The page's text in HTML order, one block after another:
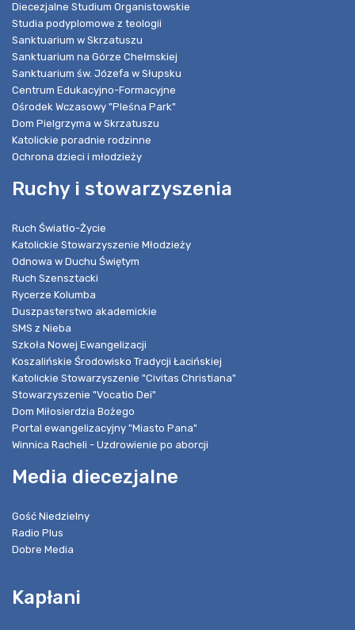
Diecezjalne Studium Organistowskie
Studia podyplomowe z teologii
Sanktuarium w Skrzatuszu
Sanktuarium na Górze Chełmskiej
Sanktuarium św. Józefa w Słupsku
Centrum Edukacyjno-Formacyjne
Ośrodek Wczasowy "Pleśna Park"
Dom Pielgrzyma w Skrzatuszu
Katolickie poradnie rodzinne
Ochrona dzieci i młodzieży
Ruchy i stowarzyszenia
Ruch Światło-Życie
Katolickie Stowarzyszenie Młodzieży
Odnowa w Duchu Świętym
Ruch Szensztacki
Rycerze Kolumba
Duszpasterstwo akademickie
SMS z Nieba
Szkoła Nowej Ewangelizacji
Koszalińskie Środowisko Tradycji Łacińskiej
Katolickie Stowarzyszenie "Civitas Christiana"
Stowarzyszenie "Vocatio Dei"
Dom Miłosierdzia Bożego
Portal ewangelizacyjny "Miasto Pana"
Winnica Racheli - Uzdrowienie po aborcji
Media diecezjalne
Gość Niedzielny
Radio Plus
Dobre Media
Kapłani